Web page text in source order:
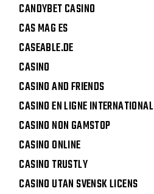
CANDYBET CASINO
CAS MAG ES
CASEABLE.DE
CASINO
CASINO AND FRIENDS
CASINO EN LIGNE INTERNATIONAL
CASINO NON GAMSTOP
CASINO ONLINE
CASINO TRUSTLY
CASINO UTAN SVENSK LICENS